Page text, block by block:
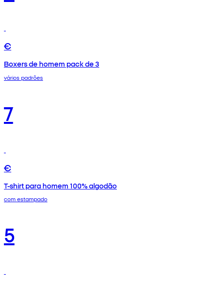
€
Boxers de homem pack de 3
vários padrões
7
€
T-shirt para homem 100% algodão
com estampado
5